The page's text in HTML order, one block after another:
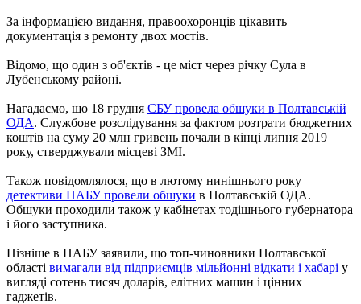
За інформацією видання, правоохоронців цікавить
документація з ремонту двох мостів.
Відомо, що один з об'єктів - це міст через річку Сула в
Лубенському районі.
Нагадаємо, що 18 грудня СБУ провела обшуки в Полтавській
ОДА. Службове розслідування за фактом розтрати бюджетних
коштів на суму 20 млн гривень почали в кінці липня 2019
року, стверджували місцеві ЗМІ.
Також повідомлялося, що в лютому нинішнього року
детективи НАБУ провели обшуки в Полтавській ОДА.
Обшуки проходили також у кабінетах тодішнього губернатора
і його заступника.
Пізніше в НАБУ заявили, що топ-чиновники Полтавської
області вимагали від підприємців мільйонні відкати і хабарі у
вигляді сотень тисяч доларів, елітних машин і цінних
гаджетів.